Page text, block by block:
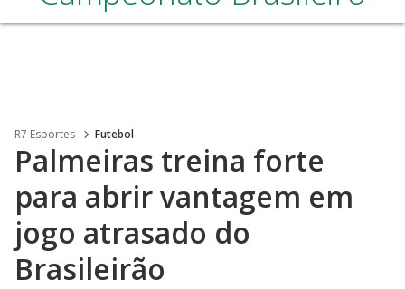
R7 Esportes Futebol
Palmeiras treina forte
para abrir vantagem em
jogo atrasado do
Brasileirão